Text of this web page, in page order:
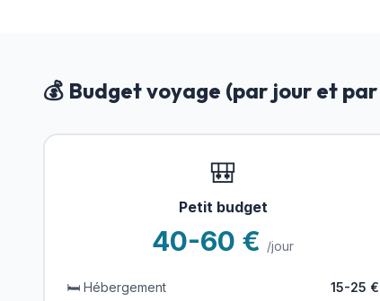
💰 Budget voyage (par jour et
🎒
Petit budget
40-60 € /jour
🛏️ Hébergement
15-25 €